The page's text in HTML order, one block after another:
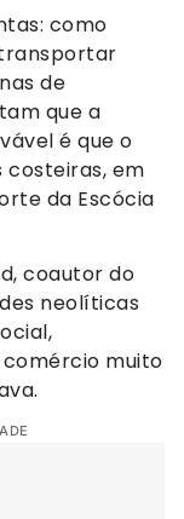
como
de
que a
é que o
em
da Escócia
coautor do
neolíticas
muito